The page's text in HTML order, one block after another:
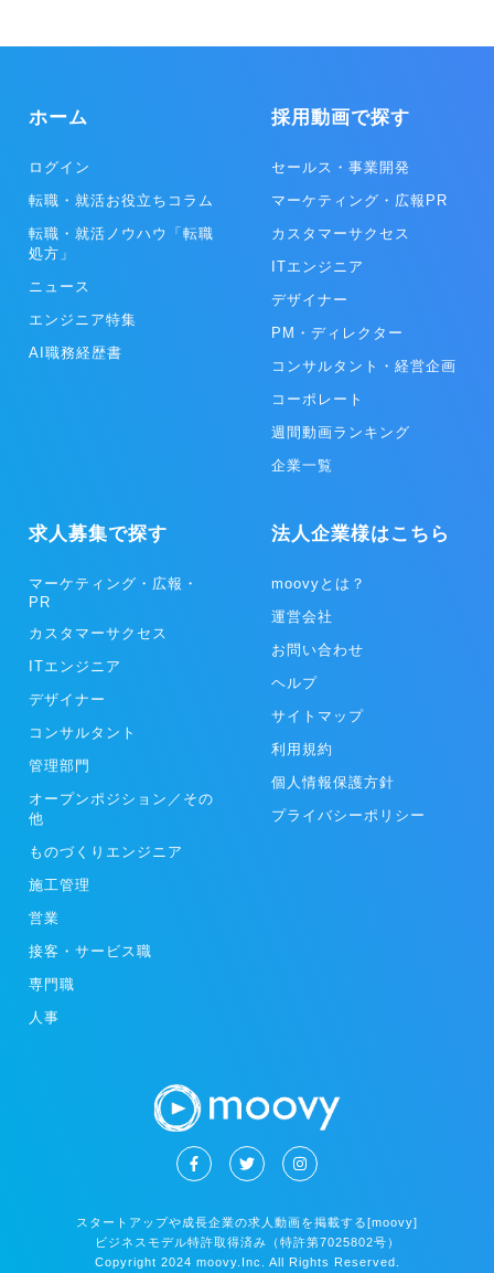
ホーム
ログイン
転職・就活お役立ちコラム
転職・就活ノウハウ「転職
処方」
ニュース
エンジニア特集
AI職務経歴書
採用動画で探す
セールス・事業開発
マーケティング・広報PR
カスタマーサクセス
ITエンジニア
デザイナー
PM・ディレクター
コンサルタント・経営企画
コーポレート
週間動画ランキング
企業一覧
求人募集で探す
マーケティング・広報・
PR
カスタマーサクセス
ITエンジニア
デザイナー
コンサルタント
管理部門
オープンポジション／その
他
ものづくりエンジニア
施工管理
営業
接客・サービス職
専門職
人事
法人企業様はこちら
moovyとは？
運営会社
お問い合わせ
ヘルプ
サイトマップ
利用規約
個人情報保護方針
プライバシーポリシー
スタートアップや成長企業の求人動画を掲載する[moovy]
ビジネスモデル特許取得済み（特許第7025802号）
Copyright 2024 moovy.Inc. All Rights Reserved.